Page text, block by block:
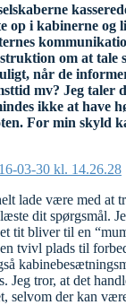
op i kabinerne og
om at tale
når de
mv? Jeg taler
ikke at have
For min skyld
lade være med at
dit spørgsmål.
tit bliver til en
tvivl plads til
Jeg tror, at det
selvom der kan